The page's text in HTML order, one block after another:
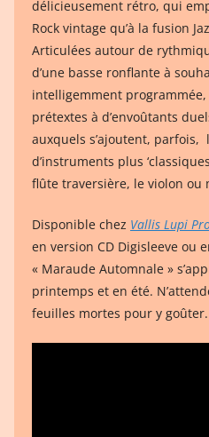
délicieusement rétro, qui
Rock vintage qu’à la fusion
Articulées autour de
d’une basse ronflante à
intelligemment
prétextes à d’envoûtants
auxquels s’ajoutent,
d’instruments plus
flûte traversière, le violon ou
Disponible chez Vallis Lupi
en version CD Digisleeve ou
« Maraude Automnale »
printemps et en été.
feuilles mortes pour y goûter.